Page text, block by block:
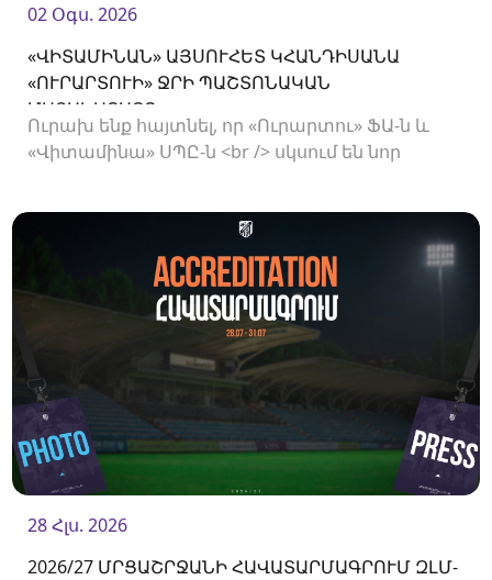
02 Օգս. 2026
«ՎԻՏԱՄԻՆԱՆ» ԱՅՍՈՒՀԵՏ ԿՀԱՆԴԻՍԱՆԱ
«ՈՒՐԱՐՏՈՒԻ» ՋՐԻ ՊԱՇՏՈՆԱԿԱՆ
ՄԱՏԱԿԱՐԱՐԸ
Ուրախ ենք հայտնել, որ «Ուրարտու» ՖԱ-ն և
«Վիտամինա» ՍՊԸ-ն <br /> սկսում են նոր
28 Հլս. 2026
2026/27 ՄՐՑԱՇՐՋԱՆԻ ՀԱՎԱՏԱՐՄԱԳՐՈՒՄ ԶԼՄ-